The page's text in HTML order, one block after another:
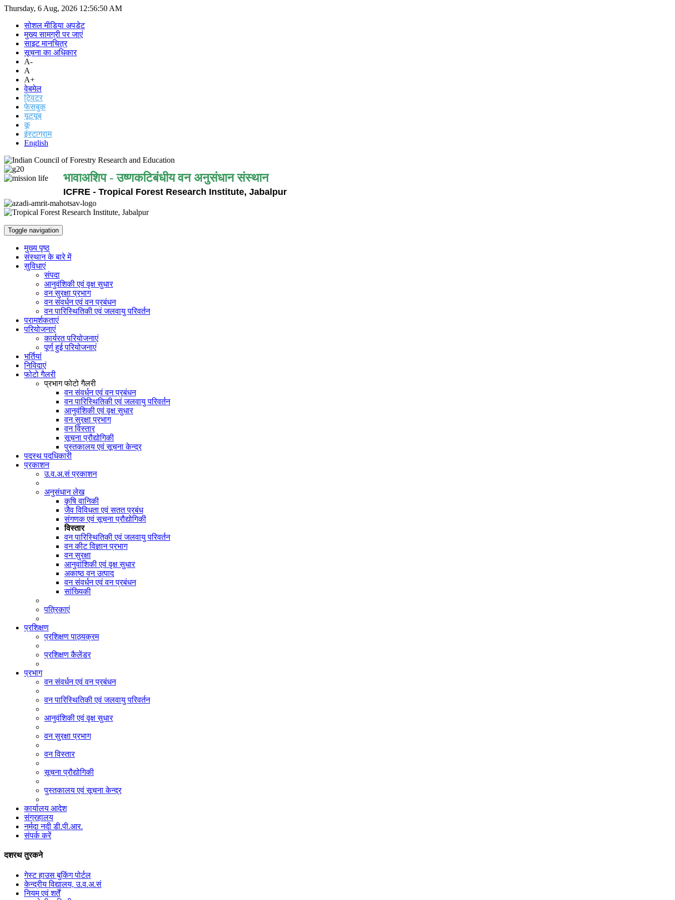
Thursday, 6 Aug, 2026 12:56:50 AM
सोशल मीडिया अपडेट
मुख्य सामग्री पर जाएं
साइट मानचित्र
सूचना का अधिकार
A-
A
A+
वेबमेल
ट्विटर
फेसबुक
यूट्यूब
कू
इंस्टाग्राम
English
भावाअशिप - उष्णकटिबंधीय वन अनुसंधान संस्थान
ICFRE - Tropical Forest Research Institute, Jabalpur
Toggle navigation
मुख्य पृष्ठ
संस्थान के बारे में
सुविधाएं
संपदा
आनुवंशिकी एवं वृक्ष सुधार
वन सुरक्षा प्रभाग
वन संवर्धन एवं वन प्रबंधन
वन पारिस्थितिकी एवं जलवायु परिवर्तन
परामर्शकताएं
परियोजनाएं
कार्यरत परियोजनाएं
पूर्ण हुई परियोजनाएं
भर्तियां
निविदाएं
फोटो गैलरी
प्रभाग फोटो गैलरी
वन संवर्धन एवं वन प्रबंधन
वन पारिस्थितिकी एवं जलवायु परिवर्तन
आनुवंशिकी एवं वृक्ष सुधार
वन सुरक्षा प्रभाग
वन विस्तार
सूचना प्रौद्योगिकी
पुस्तकालय एवं सूचना केन्द्र
पदस्थ पदधिकारी
प्रकाशन
उ.व.अ.सं प्रकाशन
अनुसंधान लेख
कृषि वानिकी
जैव विविधता एवं सतत प्रबंध
संगणक एवं सूचना प्रौद्योगिकी
विस्तार
वन पारिस्थितिकी एवं जलवायु परिवर्तन
वन कीट विज्ञान प्रभाग
वन सुरक्षा
आनुवांशिकी एवं वृक्ष सुधार
अकाष्ठ वन उत्पाद
वन संवर्धन एवं वन प्रबंधन
सांख्यिकी
पत्रिकाएं
प्रशिक्षण
प्रशिक्षण पाठ्यक्रम
प्रशिक्षण कैलेंडर
प्रभाग
वन संवर्धन एवं वन प्रबंधन
वन पारिस्थितिकी एवं जलवायु परिवर्तन
आनुवंशिकी एवं वृक्ष सुधार
वन सुरक्षा प्रभाग
वन विस्तार
सूचना प्रौद्योगिकी
पुस्तकालय एवं सूचना केन्द्र
कार्यालय आदेश
संग्रहालय
नर्मदा नदी डी.पी.आर.
संपर्क करें
दशरथ तुरकने
गेस्ट हाउस बुकिंग पोर्टल
केन्द्रीय विद्यालय, उ.व.अ.सं
नियम एवं शर्तें